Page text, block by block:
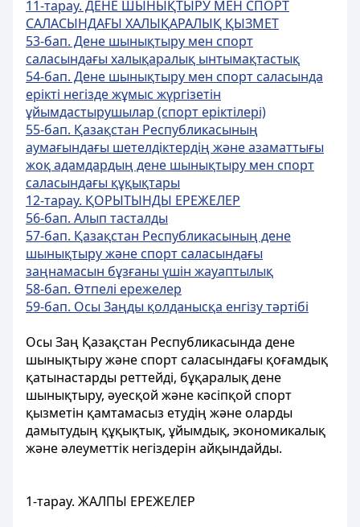
11-тарау. ДЕНЕ ШЫНЫҚТЫРУ МЕН СПОРТ
САЛАСЫНДАҒЫ ХАЛЫҚАРАЛЫҚ ҚЫЗМЕТ
53-бап. Дене шынықтыру мен спорт
саласындағы халықаралық ынтымақтастық
54-бап. Дене шынықтыру мен спорт саласында
ерікті негізде жұмыс жүргізетін
ұйымдастырушылар (спорт еріктілері)
55-бап. Қазақстан Республикасының
аумағындағы шетелдіктердің және азаматтығы
жоқ адамдардың дене шынықтыру мен спорт
саласындағы құқықтары
12-тарау. ҚОРЫТЫНДЫ ЕРЕЖЕЛЕР
56-бап. Алып тасталды
57-бап. Қазақстан Республикасының дене
шынықтыру және спорт саласындағы
заңнамасын бұзғаны үшін жауаптылық
58-бап. Өтпелі ережелер
59-бап. Осы Заңды қолданысқа енгізу тәртібі
Осы Заң Қазақстан Республикасында дене
шынықтыру және спорт саласындағы қоғамдық
қатынастарды реттейдi, бұқаралық дене
шынықтыру, әуесқой және кәсiпқой спорт
қызметiн қамтамасыз етудiң және оларды
дамытудың құқықтық, ұйымдық, экономикалық
және әлеуметтiк негiздерiн айқындайды.
1-тарау. ЖАЛПЫ ЕРЕЖЕЛЕР